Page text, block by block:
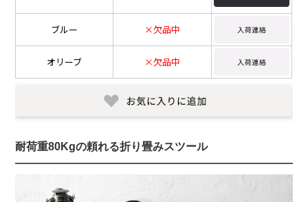
ブルー ×欠品中
オリーブ ×欠品中
耐荷重80Kgの頼れる折り畳みスツール